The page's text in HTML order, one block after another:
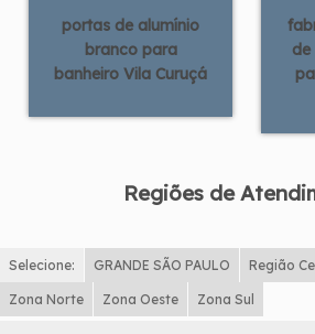
portas de alumínio
branco para
banheiro Vila Curuçá
de
Regiões de
Selecione: GRANDE SÃO PAULO Região
Zona Norte Zona Oeste Zona Sul